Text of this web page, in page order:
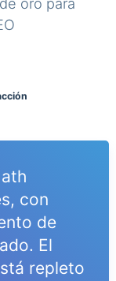
con
de
El
repleto